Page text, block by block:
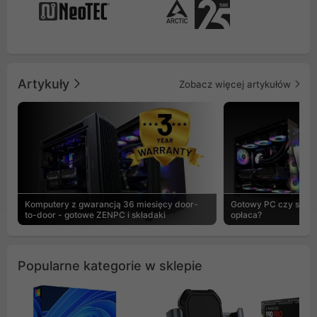
Artykuły Zobacz więcej artykułów
Komputery z gwarancją 36 miesięcy door-
to-door - gotowe ZENPC i składaki
Gotowy PC czy
opłaca?
Popularne kategorie w sklepie